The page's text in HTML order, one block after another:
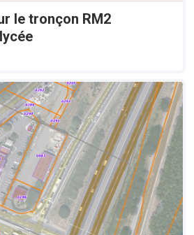
le tronçon RM2